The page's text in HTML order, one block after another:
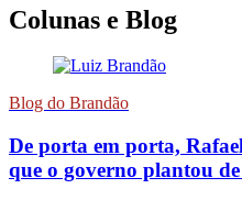
Colunas e Blog
Blog do Brandão
De porta em porta,
que o governo plantou